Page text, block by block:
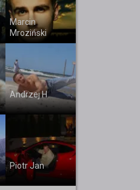
Marcin
Mroziński
Andrzej H
Piotr Jan